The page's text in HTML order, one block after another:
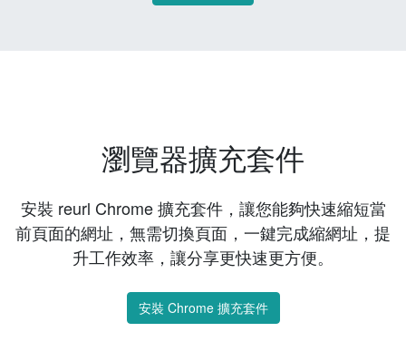
瀏覽器擴充套件
安裝 reurl Chrome 擴充套件，讓您能夠快速縮短當
前頁面的網址，無需切換頁面，一鍵完成縮網址，提
升工作效率，讓分享更快速更方便。
安裝 Chrome 擴充套件